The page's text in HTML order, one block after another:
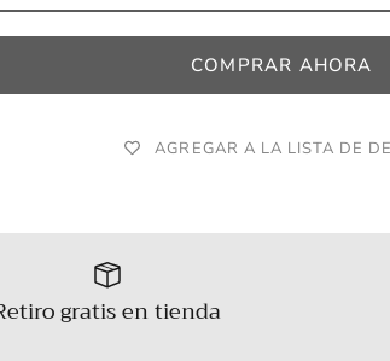
COMPRAR AHORA
AGREGAR A LA LISTA DE
gratis en tienda